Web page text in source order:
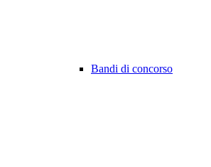
Bandi di concorso